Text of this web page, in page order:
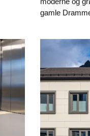
gamle